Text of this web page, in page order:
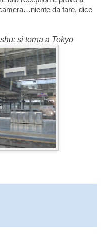
da fare, dice
si torna a Tokyo